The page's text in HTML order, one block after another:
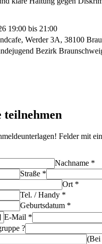
19:00 bis 21:00
Werder 3A, 38100
Bezirk
teilnehmen
Felder mit
Nachname *
Straße *
Ort *
Tel. / Handy *
Geburtsdatum *
E-Mail *
?
(Bei